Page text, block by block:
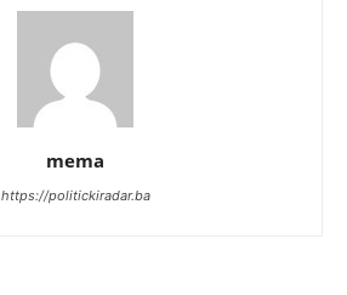
mema
https://politickiradar.ba